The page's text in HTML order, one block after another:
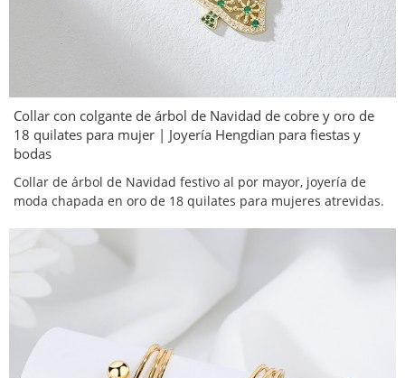
Collar con colgante de árbol de Navidad de cobre y oro de
18 quilates para mujer | Joyería Hengdian para fiestas y
bodas
Collar de árbol de Navidad festivo al por mayor, joyería de
moda chapada en oro de 18 quilates para mujeres atrevidas.